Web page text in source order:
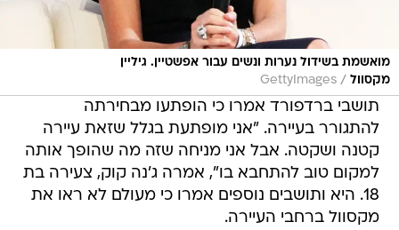
מואשמת בשידול נערות ונשים עבור אפשטיין. גיליין
מקסוול /
GettyImages
תושבי ברדפורד אמרו כי הופתעו מבחירתה
להתגורר בעיירה. "אני מופתעת בגלל שזאת עיירה
קטנה ושקטה. אבל אני מניחה שזה מה שהופך אותה
למקום טוב להתחבא בו", אמרה ג'נה קוק, צעירה בת
18. היא ותושבים נוספים אמרו כי מעולם לא ראו את
מקסוול ברחבי העיירה.